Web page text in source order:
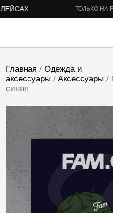
ТОЛЬКО НА
Главная / Одежда и
аксессуары / Аксессуары /
синяя